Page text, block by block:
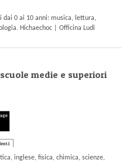
dai 0 ai 10 anni: musica, lettura,
Hichaechoc | Officina Ludi
medie e superiori
inglese, fisica, chimica, scienze,